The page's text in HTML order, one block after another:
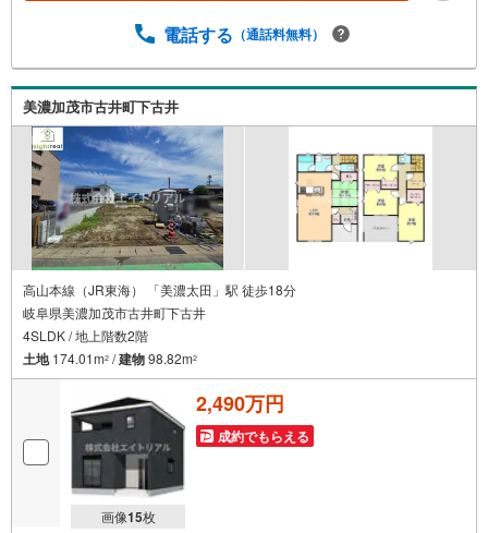
ございますのでご了承ください。？●Step2 現地or店舗へご
どに関する情報のヒアリングと弊社の簡単なご説明をさせ
ていただきます。
電話する （通話料無料）
美濃加茂市古井町下古井
高山本線（JR東海） 「美濃太田」駅 徒歩18分
岐阜県美濃加茂市古井町下古井
4SLDK / 地上階数2階
土地174.01m2 /建物98.82m2
画像15枚
2,490万円
成約でもらえる